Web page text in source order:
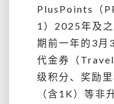
PlusPoints（
1） 2025年及之
期前一年的3月
代金券（
级积分、奖励
（含1K）等非